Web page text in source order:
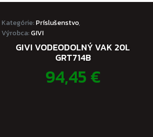
Kategórie:Príslušenstvo,
Výrobca:GIVI
GIVI VODEODOLNÝ VAK 20L
GRT714B
94,45€